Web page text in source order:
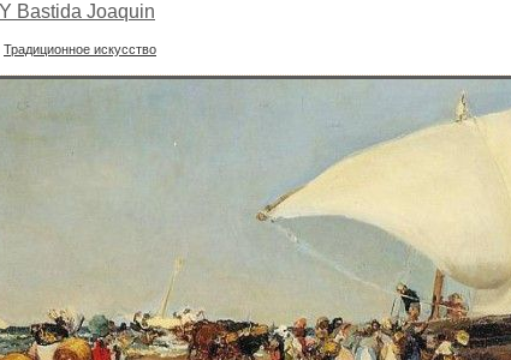
Bastida Joaquin
Традиционное искусство